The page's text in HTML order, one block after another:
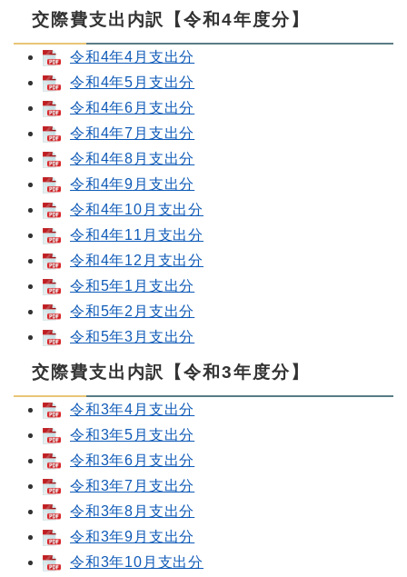
交際費支出内訳【令和4年度分】
令和4年4月支出分
令和4年5月支出分
令和4年6月支出分
令和4年7月支出分
令和4年8月支出分
令和4年9月支出分
令和4年10月支出分
令和4年11月支出分
令和4年12月支出分
令和5年1月支出分
令和5年2月支出分
令和5年3月支出分
交際費支出内訳【令和3年度分】
令和3年4月支出分
令和3年5月支出分
令和3年6月支出分
令和3年7月支出分
令和3年8月支出分
令和3年9月支出分
令和3年10月支出分